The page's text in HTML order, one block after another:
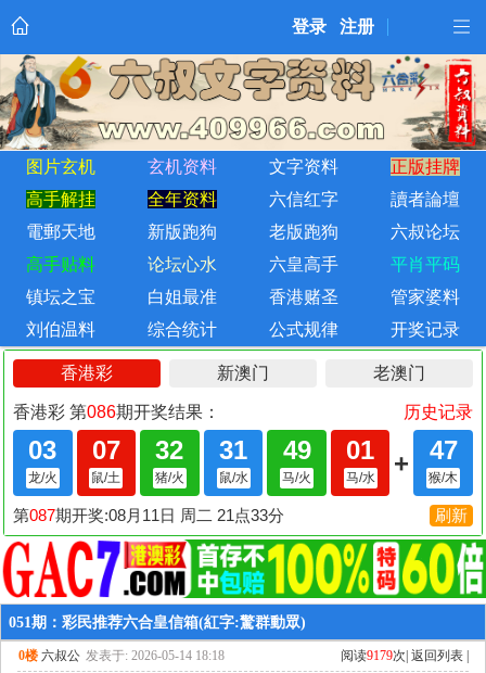
登录 注册
图片玄机 玄机资料 文字资料
正版挂牌
高手解挂
全年资料 六信红字
讀者論壇
電郵天地
新版跑狗 老版跑狗
六叔论坛
高手贴料
论坛心水 六皇高手
平肖平码
镇坛之宝
白姐最准 香港赌圣
管家婆料
刘伯温料
综合统计 公式规律 开奖记录
051期：彩民推荐六合皇信箱(紅字:驚群動眾)
0楼 六叔公 发表于: 2026-05-14 18:18 阅读9179次| 返回列表 |